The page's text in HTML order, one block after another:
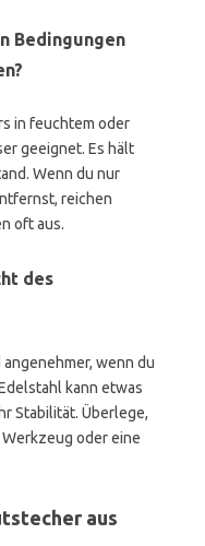
Bedingungen
in feuchtem oder
geeignet. Es hält
Wenn du nur
reichen
oft aus.
des
wenn du
kann etwas
Stabilität. Überlege,
oder eine
aus